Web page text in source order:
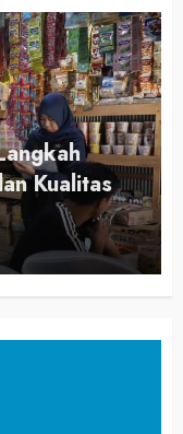
Kualitas